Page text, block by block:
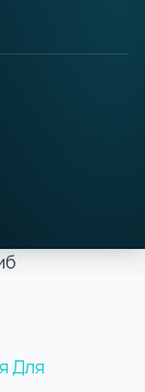
Для